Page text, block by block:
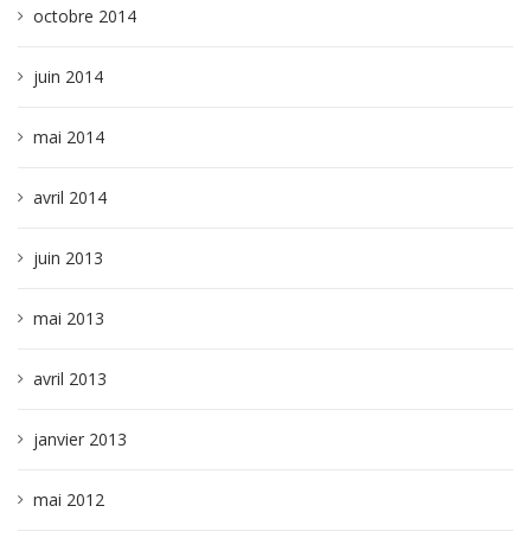
octobre 2014
juin 2014
mai 2014
avril 2014
juin 2013
mai 2013
avril 2013
janvier 2013
mai 2012